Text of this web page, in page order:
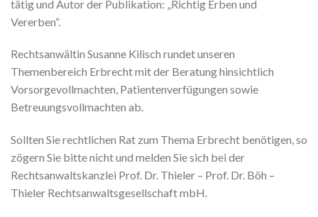
tätig und Autor der Publikation: „Richtig Erben und
Vererben“.
Rechtsanwältin Susanne Kilisch rundet unseren
Themenbereich Erbrecht mit der Beratung hinsichtlich
Vorsorgevollmachten, Patientenverfügungen sowie
Betreuungsvollmachten ab.
Sollten Sie rechtlichen Rat zum Thema Erbrecht benötigen, so
zögern Sie bitte nicht und melden Sie sich bei der
Rechtsanwaltskanzlei Prof. Dr. Thieler – Prof. Dr. Böh –
Thieler Rechtsanwaltsgesellschaft mbH.